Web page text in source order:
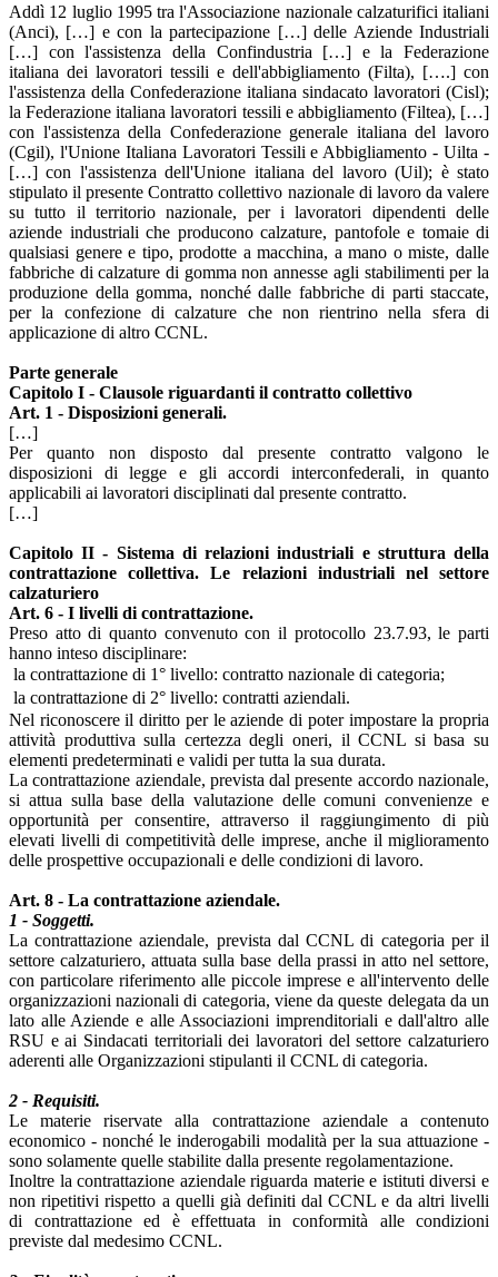
Addì 12 luglio 1995 tra l'Associazione nazionale calzaturifici italiani
(Anci), […] e con la partecipazione […] delle Aziende Industriali
[…] con l'assistenza della Confindustria […] e la Federazione
italiana dei lavoratori tessili e dell'abbigliamento (Filta), [….] con
l'assistenza della Confederazione italiana sindacato lavoratori (Cisl);
la Federazione italiana lavoratori tessili e abbigliamento (Filtea), […]
con l'assistenza della Confederazione generale italiana del lavoro
(Cgil), l'Unione Italiana Lavoratori Tessili e Abbigliamento - Uilta -
[…] con l'assistenza dell'Unione italiana del lavoro (Uil); è stato
stipulato il presente Contratto collettivo nazionale di lavoro da valere
su tutto il territorio nazionale, per i lavoratori dipendenti delle
aziende industriali che producono calzature, pantofole e tomaie di
qualsiasi genere e tipo, prodotte a macchina, a mano o miste, dalle
fabbriche di calzature di gomma non annesse agli stabilimenti per la
produzione della gomma, nonché dalle fabbriche di parti staccate,
per la confezione di calzature che non rientrino nella sfera di
applicazione di altro CCNL.
Parte generale
Capitolo I - Clausole riguardanti il contratto collettivo
Art. 1 - Disposizioni generali.
[…]
Per quanto non disposto dal presente contratto valgono le
disposizioni di legge e gli accordi interconfederali, in quanto
applicabili ai lavoratori disciplinati dal presente contratto.
[…]
Capitolo II - Sistema di relazioni industriali e struttura della
contrattazione collettiva. Le relazioni industriali nel settore
calzaturiero
Art. 6 - I livelli di contrattazione.
Preso atto di quanto convenuto con il protocollo 23.7.93, le parti
hanno inteso disciplinare:
 la contrattazione di 1° livello: contratto nazionale di categoria;
 la contrattazione di 2° livello: contratti aziendali.
Nel riconoscere il diritto per le aziende di poter impostare la propria
attività produttiva sulla certezza degli oneri, il CCNL si basa su
elementi predeterminati e validi per tutta la sua durata.
La contrattazione aziendale, prevista dal presente accordo nazionale,
si attua sulla base della valutazione delle comuni convenienze e
opportunità per consentire, attraverso il raggiungimento di più
elevati livelli di competitività delle imprese, anche il miglioramento
delle prospettive occupazionali e delle condizioni di lavoro.
Art. 8 - La contrattazione aziendale.
1 - Soggetti.
La contrattazione aziendale, prevista dal CCNL di categoria per il
settore calzaturiero, attuata sulla base della prassi in atto nel settore,
con particolare riferimento alle piccole imprese e all'intervento delle
organizzazioni nazionali di categoria, viene da queste delegata da un
lato alle Aziende e alle Associazioni imprenditoriali e dall'altro alle
RSU e ai Sindacati territoriali dei lavoratori del settore calzaturiero
aderenti alle Organizzazioni stipulanti il CCNL di categoria.
2 - Requisiti.
Le materie riservate alla contrattazione aziendale a contenuto
economico - nonché le inderogabili modalità per la sua attuazione -
sono solamente quelle stabilite dalla presente regolamentazione.
Inoltre la contrattazione aziendale riguarda materie e istituti diversi e
non ripetitivi rispetto a quelli già definiti dal CCNL e da altri livelli
di contrattazione ed è effettuata in conformità alle condizioni
previste dal medesimo CCNL.